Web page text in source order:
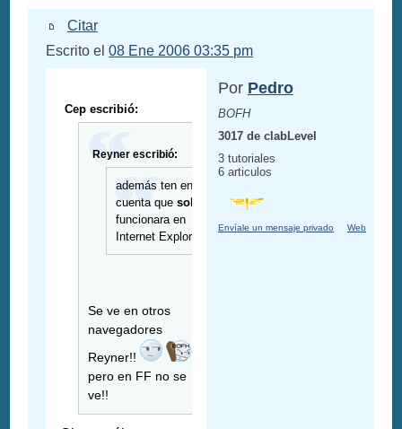
Citar
Escrito el08 Ene 2006 03:35 pm
Cep escribió:
Reyner escribió:
además ten en en
cuenta quesolo
funcionara en
Internet Explorer....
Se ve en otros
navegadores
Reyner!!
pero en FF no se
ve!!
Por Pedro
BOFH
3017 de clabLevel
3 tutoriales
6 articulos
Envíale un mensaje privado Web